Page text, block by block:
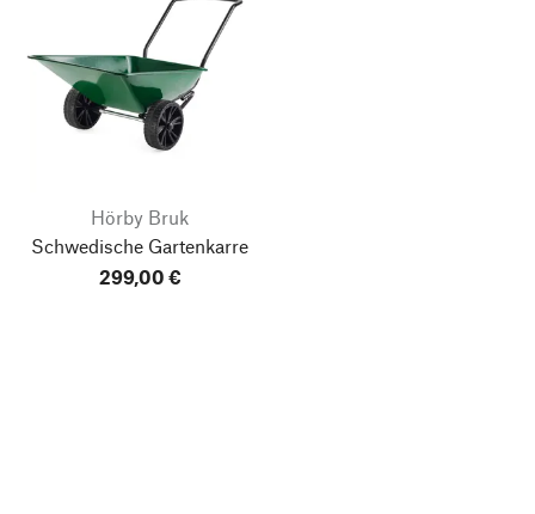
Hörby Bruk
Schwedische Gartenkarre
299,00 €